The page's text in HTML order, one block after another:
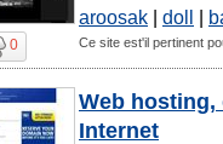
aroosak | doll |
0 Ce site est'il pertinent
Web hosting,
Internet